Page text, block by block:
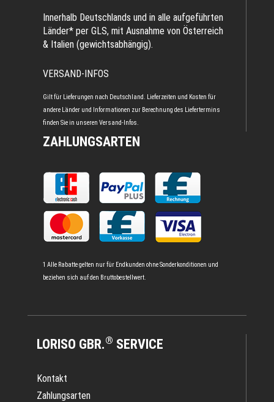
Innerhalb Deutschlands und in alle aufgeführten
Länder* per GLS, mit Ausnahme von Österreich
& Italien (gewichtsabhängig).
VERSAND-INFOS
Gilt für Lieferungen nach Deutschland. Lieferzeiten und Kosten für
andere Länder und Informationen zur Berechnung des Liefertermins
finden Sie in unseren Versand-Infos.
ZAHLUNGSARTEN
1 Alle Rabatte gelten nur für Endkunden ohne Sonderkonditionen und
beziehen sich auf den Bruttobestellwert.
LORISO GBR.® SERVICE
Kontakt
Zahlungsarten